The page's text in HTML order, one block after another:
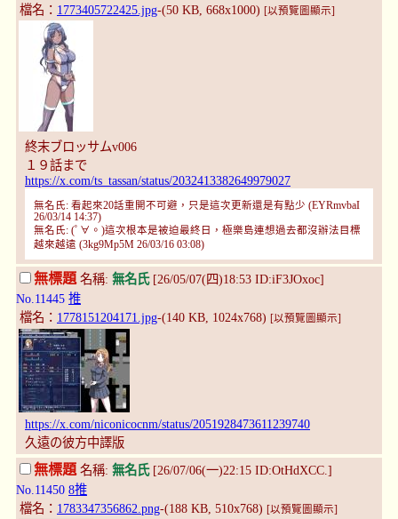
檔名： 1773405722425.jpg-(50 KB, 668x1000) [以預覽圖顯示]
終末ブロッサムv006
１９話まで
https://x.com/ts_tassan/status/2032413382649979027
無名氏: 看起來20話重開不可避，只是這次更新還是有點少 (EYRmvbaI
26/03/14 14:37)
無名氏: (ﾟ∀。)這次根本是被迫最終日，極樂島連想過去都沒辦法目標
越來越遠 (3kg9Mp5M 26/03/16 03:08)
無標題名稱: 無名氏[26/05/07(四)18:53 ID:iF3JOxoc]
No.11445 推
檔名： 1778151204171.jpg-(140 KB, 1024x768) [以預覽圖顯示]
https://x.com/niconicocnm/status/2051928473611239740
久遠の彼方中譯版
無標題 名稱: 無名氏[26/07/06(一)22:15 ID:OtHdXCC.]
No.11450 8推
檔名： 1783347356862.png-(188 KB, 510x768) [以預覽圖顯示]